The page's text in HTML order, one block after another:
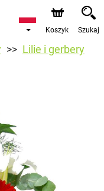
Koszyk Szukaj
Lilie i gerbery